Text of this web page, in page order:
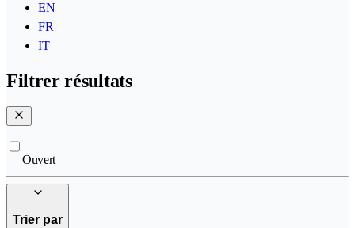
EN
FR
IT
Filtrer résultats
Ouvert
Trier par